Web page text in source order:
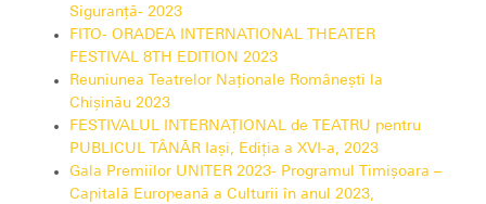
Siguranță- 2023
FITO- ORADEA INTERNATIONAL THEATER
FESTIVAL 8TH EDITION 2023
Reuniunea Teatrelor Naționale Românești la
Chișinău 2023
FESTIVALUL INTERNAŢIONAL de TEATRU pentru
PUBLICUL TÂNĂR Iași, Ediţia a XVI-a, 2023
Gala Premiilor UNITER 2023- Programul Timișoara –
Capitală Europeană a Culturii în anul 2023,